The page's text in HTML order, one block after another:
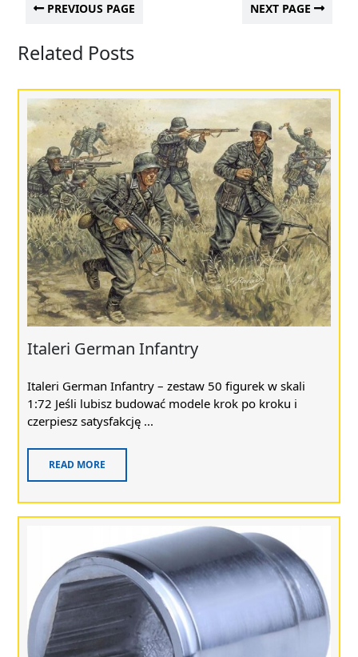
PREVIOUS PAGE NEXT PAGE
Related Posts
Italeri German Infantry
Italeri German Infantry – zestaw 50 figurek w skali
1:72 Jeśli lubisz budować modele krok po kroku i
czerpiesz satysfakcję ...
READ MORE